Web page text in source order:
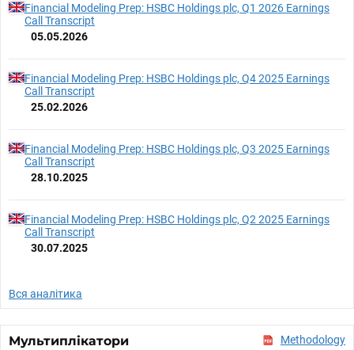
Financial Modeling Prep: HSBC Holdings plc, Q1 2026 Earnings
Call Transcript
05.05.2026
Financial Modeling Prep: HSBC Holdings plc, Q4 2025 Earnings
Call Transcript
25.02.2026
Financial Modeling Prep: HSBC Holdings plc, Q3 2025 Earnings
Call Transcript
28.10.2025
Financial Modeling Prep: HSBC Holdings plc, Q2 2025 Earnings
Call Transcript
30.07.2025
Вся аналітика
Мультиплікатори Methodology